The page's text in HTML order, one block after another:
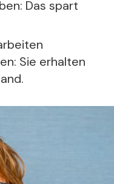
Das spart
Sie erhalten